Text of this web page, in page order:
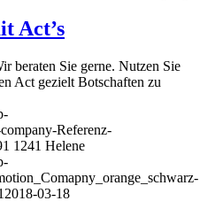
Act’s
beraten Sie gerne. Nutzen Sie
Act gezielt Botschaften zu
Referenz-
1241 Helene
2018-03-18